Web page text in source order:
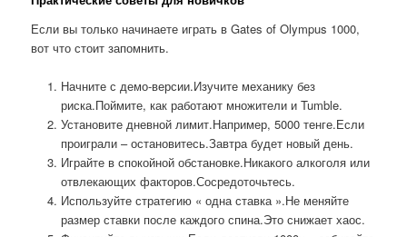
Если вы только начинаете играть в Gates of Olympus 1000,
вот что стоит запомнить.
Начните с демо-версии.Изучите механику без
риска.Поймите, как работают множители и Tumble.
Установите дневной лимит.Например, 5000 тенге.Если
проиграли – остановитесь.Завтра будет новый день.
Играйте в спокойной обстановке.Никакого алкоголя или
отвлекающих факторов.Сосредоточьтесь.
Используйте стратегию « одна ставка ».Не меняйте
размер ставки после каждого спина.Это снижает хаос.